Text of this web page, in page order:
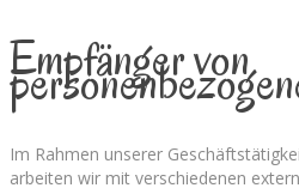
Empfänger von
Im Rahmen unserer
arbeiten wir mit verschiedenen